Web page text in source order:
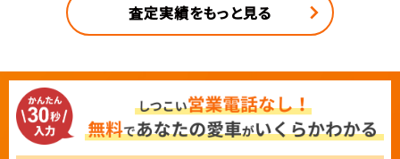
査定実績をもっと見る